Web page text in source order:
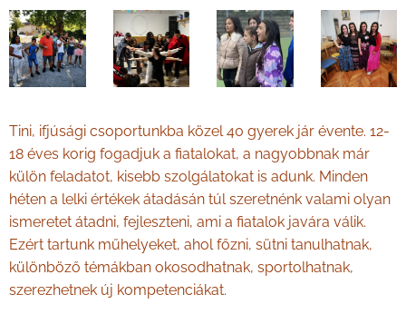
Tini, ifjúsági csoportunkba közel 40 gyerek jár évente. 12-
18 éves korig fogadjuk a fiatalokat, a nagyobbnak már
külön feladatot, kisebb szolgálatokat is adunk. Minden
héten a lelki értékek átadásán túl szeretnénk valami olyan
ismeretet átadni, fejleszteni, ami a fiatalok javára válik.
Ezért tartunk műhelyeket, ahol főzni, sütni tanulhatnak,
különböző témákban okosodhatnak, sportolhatnak,
szerezhetnek új kompetenciákat.